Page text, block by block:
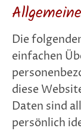
Die
einfachen
diese
Daten sind
persönlich